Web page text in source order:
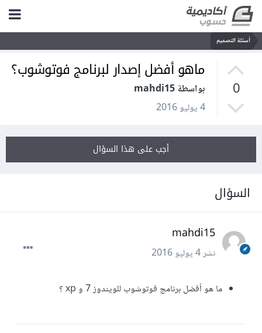
أسئلة التصميم
0
ماهو أفضل إصدار لبرنامج فوتوشوب؟
بواسطة mahdi15
4 يوليو 2016
أجب على هذا السؤال
السؤال
mahdi15
نشر4 يوليو 2016
ما هو أفضل برنامج فوتوشوب للويندوز 7 و xp ؟